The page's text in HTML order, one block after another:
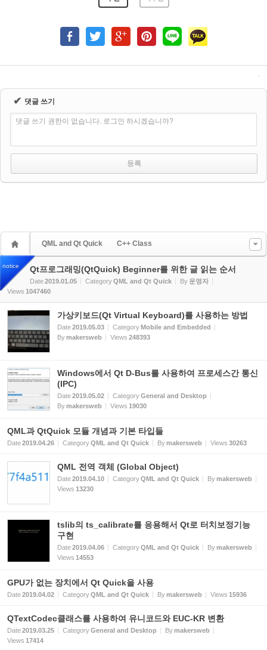
✔ 댓글 쓰기
댓글 쓰기 권한이 없습니다. 로그인 하시겠습니까?
QML and Qt Quick C++ Class
notice Qt프로그래밍(QtQuick) Beginner를 위한 글 읽는 순서
Date2019.01.05 CategoryQML and Qt Quick By 운영자
Views 1047460
가상키보드(Qt Virtual Keyboard)를 사용하는 방법
Date2019.05.03 CategoryMobile and Embedded
Bymakersweb Views 248393
Windows에서 Qt D-Bus를 사용하여 프로세스간 통신
(IPC)
Date2019.05.02 CategoryGeneral and Desktop
Bymakersweb Views 19030
QML과 QtQuick 모듈 개념과 기본 타입들
Date2019.04.26 CategoryQML and Qt Quick Bymakersweb Views 30263
QML 전역 객체 (Global Object)
Date2019.04.10 CategoryQML and Qt Quick Bymakersweb
Views 13230
tslib의 ts_calibrate를 응용해서 Qt로 터치보정기능
구현
Date2019.04.06 CategoryQML and Qt Quick Bymakersweb
Views 14553
GPU가 없는 장치에서 Qt Quick을 사용
Date2019.04.02 CategoryQML and Qt Quick Bymakersweb Views 15936
QTextCodec클래스를 사용하여 유니코드와 EUC-KR 변환
Date2019.03.25 CategoryGeneral and Desktop Bymakersweb
Views 17414